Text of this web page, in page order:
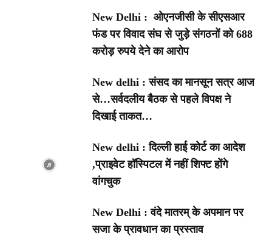
New Delhi : ओएनजीसी के सीएसआर
फंड पर विवाद संघ से जुड़े संगठनों को 688
करोड़ रुपये देने का आरोप
New delhi : संसद का मानसून सत्र आज
से…सर्वदलीय बैठक से पहले विपक्ष ने
दिखाई ताकत…
New delhi : दिल्ली हाई कोर्ट का आदेश
,प्राइवेट हॉस्पिटल में नहीं शिफ्ट होंगे
वांगचुक
New Delhi : वंदे मातरम् के अपमान पर
सजा के प्रावधान का प्रस्ताव